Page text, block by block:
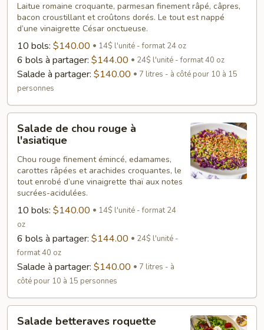
Laitue romaine croquante, parmesan finement râpé, câpres,
bacon croustillant et croûtons dorés. Le tout est nappé
d’une vinaigrette César onctueuse.
10 bols: $140.00 14$ l'unité - format 24 oz
6 bols à partager: $144.00 24$ l'unité - format 40 oz
Salade à partager: $140.00
7 litres - à côté pour 10 à 15
personnes
chou
rouge
l'asiatique
Salade de chou rouge à
l'asiatique
Chou rouge finement émincé, edamames,
carottes râpées et arachides croquantes, le
tout enrobé d’une vinaigrette thaï aux notes
sucrées-acidulées.
10 bols: $140.00
14$ l'unité - format 24
oz
6 bols à partager: $144.00
24$ l'unité -
format 40 oz
Salade à partager: $140.00
7 litres - à
côté pour 10 à 15 personnes
betteraves
Salade betteraves roquette